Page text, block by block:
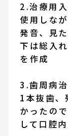
2.治療用
使用しな
発音、見
下は総入
を作成
3.歯周病
1本抜歯、
かったの
して口腔